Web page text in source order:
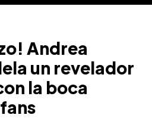
Andrea
un revelador
la boca